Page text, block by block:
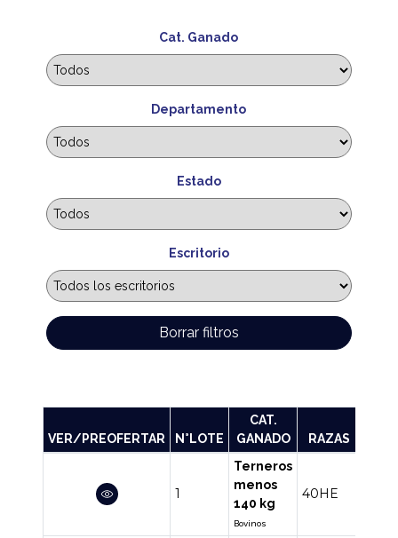
Cat. Ganado
Departamento
Estado
Escritorio
Borrar filtros
VER/PREOFERTAR N°LOTE
CAT.
GANADO
RAZAS
1
Terneros
menos
140 kg
Bovinos
40HE